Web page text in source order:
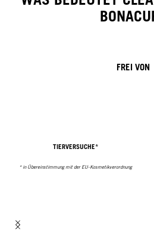
FREI VON
TIERVERSUCHE*
* in Übereinstimmung mit der EU-Kosmetikverordnung